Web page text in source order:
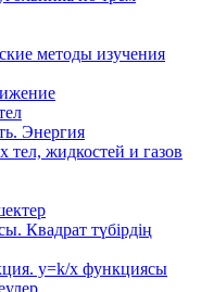
методы изучения
Энергия
тел, жидкостей и газов
Квадрат түбірдің
у=k/x функциясы